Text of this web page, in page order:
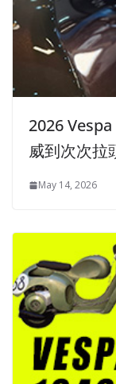
2026
威到次次拉
May 14, 2026